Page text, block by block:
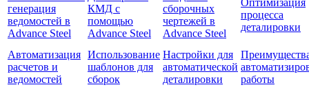
генерация
ведомостей в
Advance Steel
КМД с
помощью
Advance Steel
сборочных
чертежей в
Advance Steel
Оптимизация
процесса
деталировки
Автоматизация
расчетов и
ведомостей
Использование
шаблонов для
сборок
Настройки для
автоматической
деталировки
работы